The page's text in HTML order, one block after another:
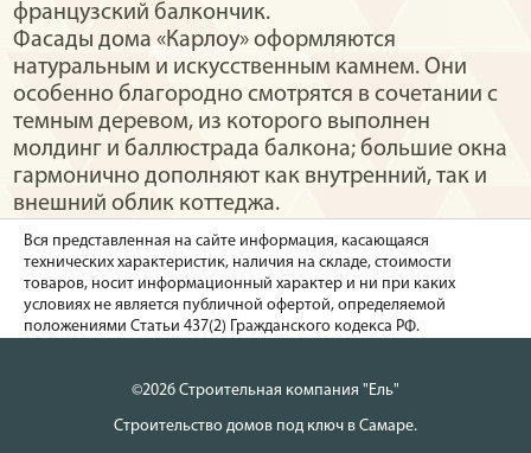
французский балкончик.
Фасады дома «Карлоу» оформляются
натуральным и искусственным камнем. Они
особенно благородно смотрятся в сочетании с
темным деревом, из которого выполнен
молдинг и баллюстрада балкона; большие окна
гармонично дополняют как внутренний, так и
внешний облик коттеджа.
Вся представленная на сайте информация, касающаяся
технических характеристик, наличия на складе, стоимости
товаров, носит информационный характер и ни при каких
условиях не является публичной офертой, определяемой
положениями Статьи 437(2) Гражданского кодекса РФ.
©2026 Строительная компания "Ель"
Строительство домов под ключ в Самаре.